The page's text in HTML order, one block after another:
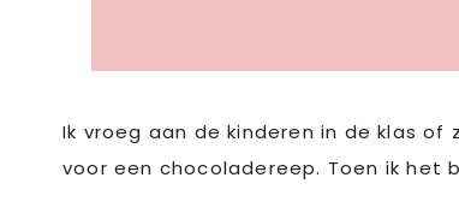
Ik vroeg aan de kinderen in de klas
voor een chocoladereep. Toen ik het